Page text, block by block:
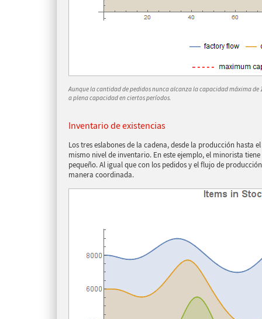
Aunque la cantidad de pedidos nunca alcanza la capacidad máxima de
a plena capacidad en ciertos períodos.
Inventario de existencias
Los tres eslabones de la cadena, desde la producción hasta
mismo nivel de inventario. En este ejemplo, el minorista
pequeño. Al igual que con los pedidos y el flujo de
manera coordinada.